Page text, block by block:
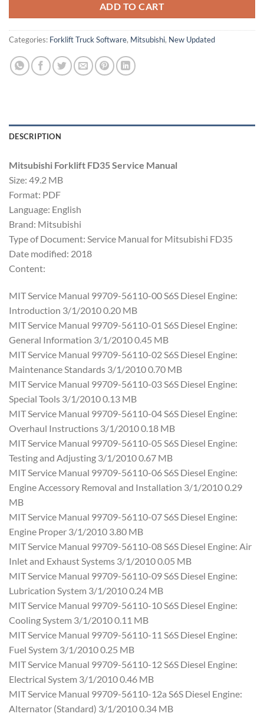
ADD TO CART
Categories: Forklift Truck Software, Mitsubishi, New Updated
DESCRIPTION
Mitsubishi Forklift FD35 Service Manual
Size: 49.2 MB
Format: PDF
Language: English
Brand: Mitsubishi
Type of Document: Service Manual for Mitsubishi FD35
Date modified: 2018
Content:
MIT Service Manual 99709-56110-00 S6S Diesel Engine:
Introduction 3/1/2010 0.20 MB
MIT Service Manual 99709-56110-01 S6S Diesel Engine:
General Information 3/1/2010 0.45 MB
MIT Service Manual 99709-56110-02 S6S Diesel Engine:
Maintenance Standards 3/1/2010 0.70 MB
MIT Service Manual 99709-56110-03 S6S Diesel Engine:
Special Tools 3/1/2010 0.13 MB
MIT Service Manual 99709-56110-04 S6S Diesel Engine:
Overhaul Instructions 3/1/2010 0.18 MB
MIT Service Manual 99709-56110-05 S6S Diesel Engine:
Testing and Adjusting 3/1/2010 0.67 MB
MIT Service Manual 99709-56110-06 S6S Diesel Engine:
Engine Accessory Removal and Installation 3/1/2010 0.29
MB
MIT Service Manual 99709-56110-07 S6S Diesel Engine:
Engine Proper 3/1/2010 3.80 MB
MIT Service Manual 99709-56110-08 S6S Diesel Engine: Air
Inlet and Exhaust Systems 3/1/2010 0.05 MB
MIT Service Manual 99709-56110-09 S6S Diesel Engine:
Lubrication System 3/1/2010 0.24 MB
MIT Service Manual 99709-56110-10 S6S Diesel Engine:
Cooling System 3/1/2010 0.11 MB
MIT Service Manual 99709-56110-11 S6S Diesel Engine:
Fuel System 3/1/2010 0.25 MB
MIT Service Manual 99709-56110-12 S6S Diesel Engine:
Electrical System 3/1/2010 0.46 MB
MIT Service Manual 99709-56110-12a S6S Diesel Engine:
Alternator (Standard) 3/1/2010 0.34 MB